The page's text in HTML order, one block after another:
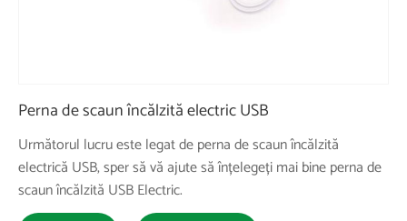
Perna de scaun încălzită electric USB
Următorul lucru este legat de perna de scaun încălzită
electrică USB, sper să vă ajute să înțelegeți mai bine perna de
scaun încălzită USB Electric.